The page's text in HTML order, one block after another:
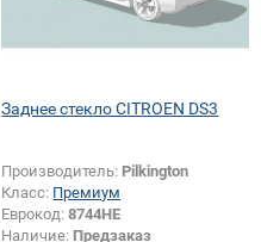
Заднее стекло CITROEN DS3
Производитель: Pilkington
Класс: Премиум
Еврокод:8744HE
Наличие: Предзаказ